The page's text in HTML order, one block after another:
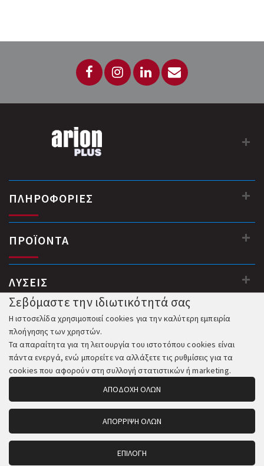
ΠΛΗΡΟΦΟΡΙΕΣ
ΠΡΟΪΟΝΤΑ
ΛΥΣΕΙΣ
© 2018-2026 All Rights Reserved. Κατασκευή και Φιλοξενία:
Komvos.gr
Σεβόμαστε την ιδιωτικότητά σας
Η ιστοσελίδα χρησιμοποιεί cookies για την καλύτερη εμπειρία
πλοήγησης των χρηστών.
Τα απαραίτητα για τη λειτουργία του ιστοτόπου cookies είναι
πάντα ενεργά, ενώ μπορείτε να αλλάξετε τις ρυθμίσεις για τα
cookies που αφορούν στη συλλογή στατιστικών ή marketing.
ΑΠΟΔΟΧΗ ΟΛΩΝ
ΑΠΟΡΡΙΨΗ ΟΛΩΝ
ΕΠΙΛΟΓΗ